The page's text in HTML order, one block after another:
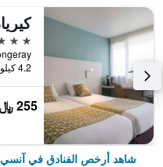
3 نجوم
4.2 كيلومتر عن وسط المدينة
255 ﷼
شاهد أرخص الفنادق في آنسي